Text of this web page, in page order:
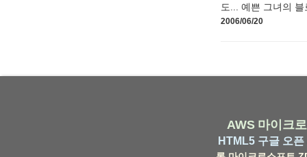
도... 예쁜 그녀의 블
2006/06/20
AWS 마이크
HTML5 구글 오픈